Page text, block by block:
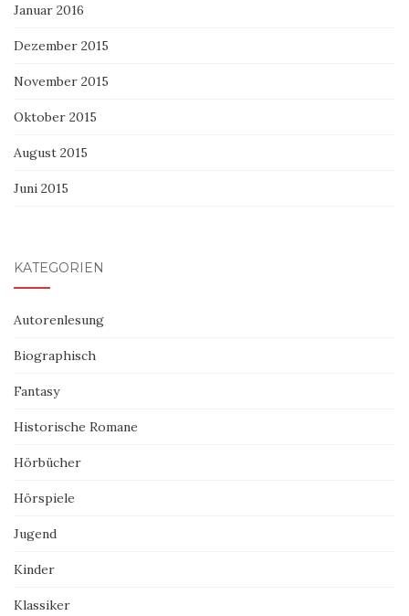
Januar 2016
Dezember 2015
November 2015
Oktober 2015
August 2015
Juni 2015
KATEGORIEN
Autorenlesung
Biographisch
Fantasy
Historische Romane
Hörbücher
Hörspiele
Jugend
Kinder
Klassiker